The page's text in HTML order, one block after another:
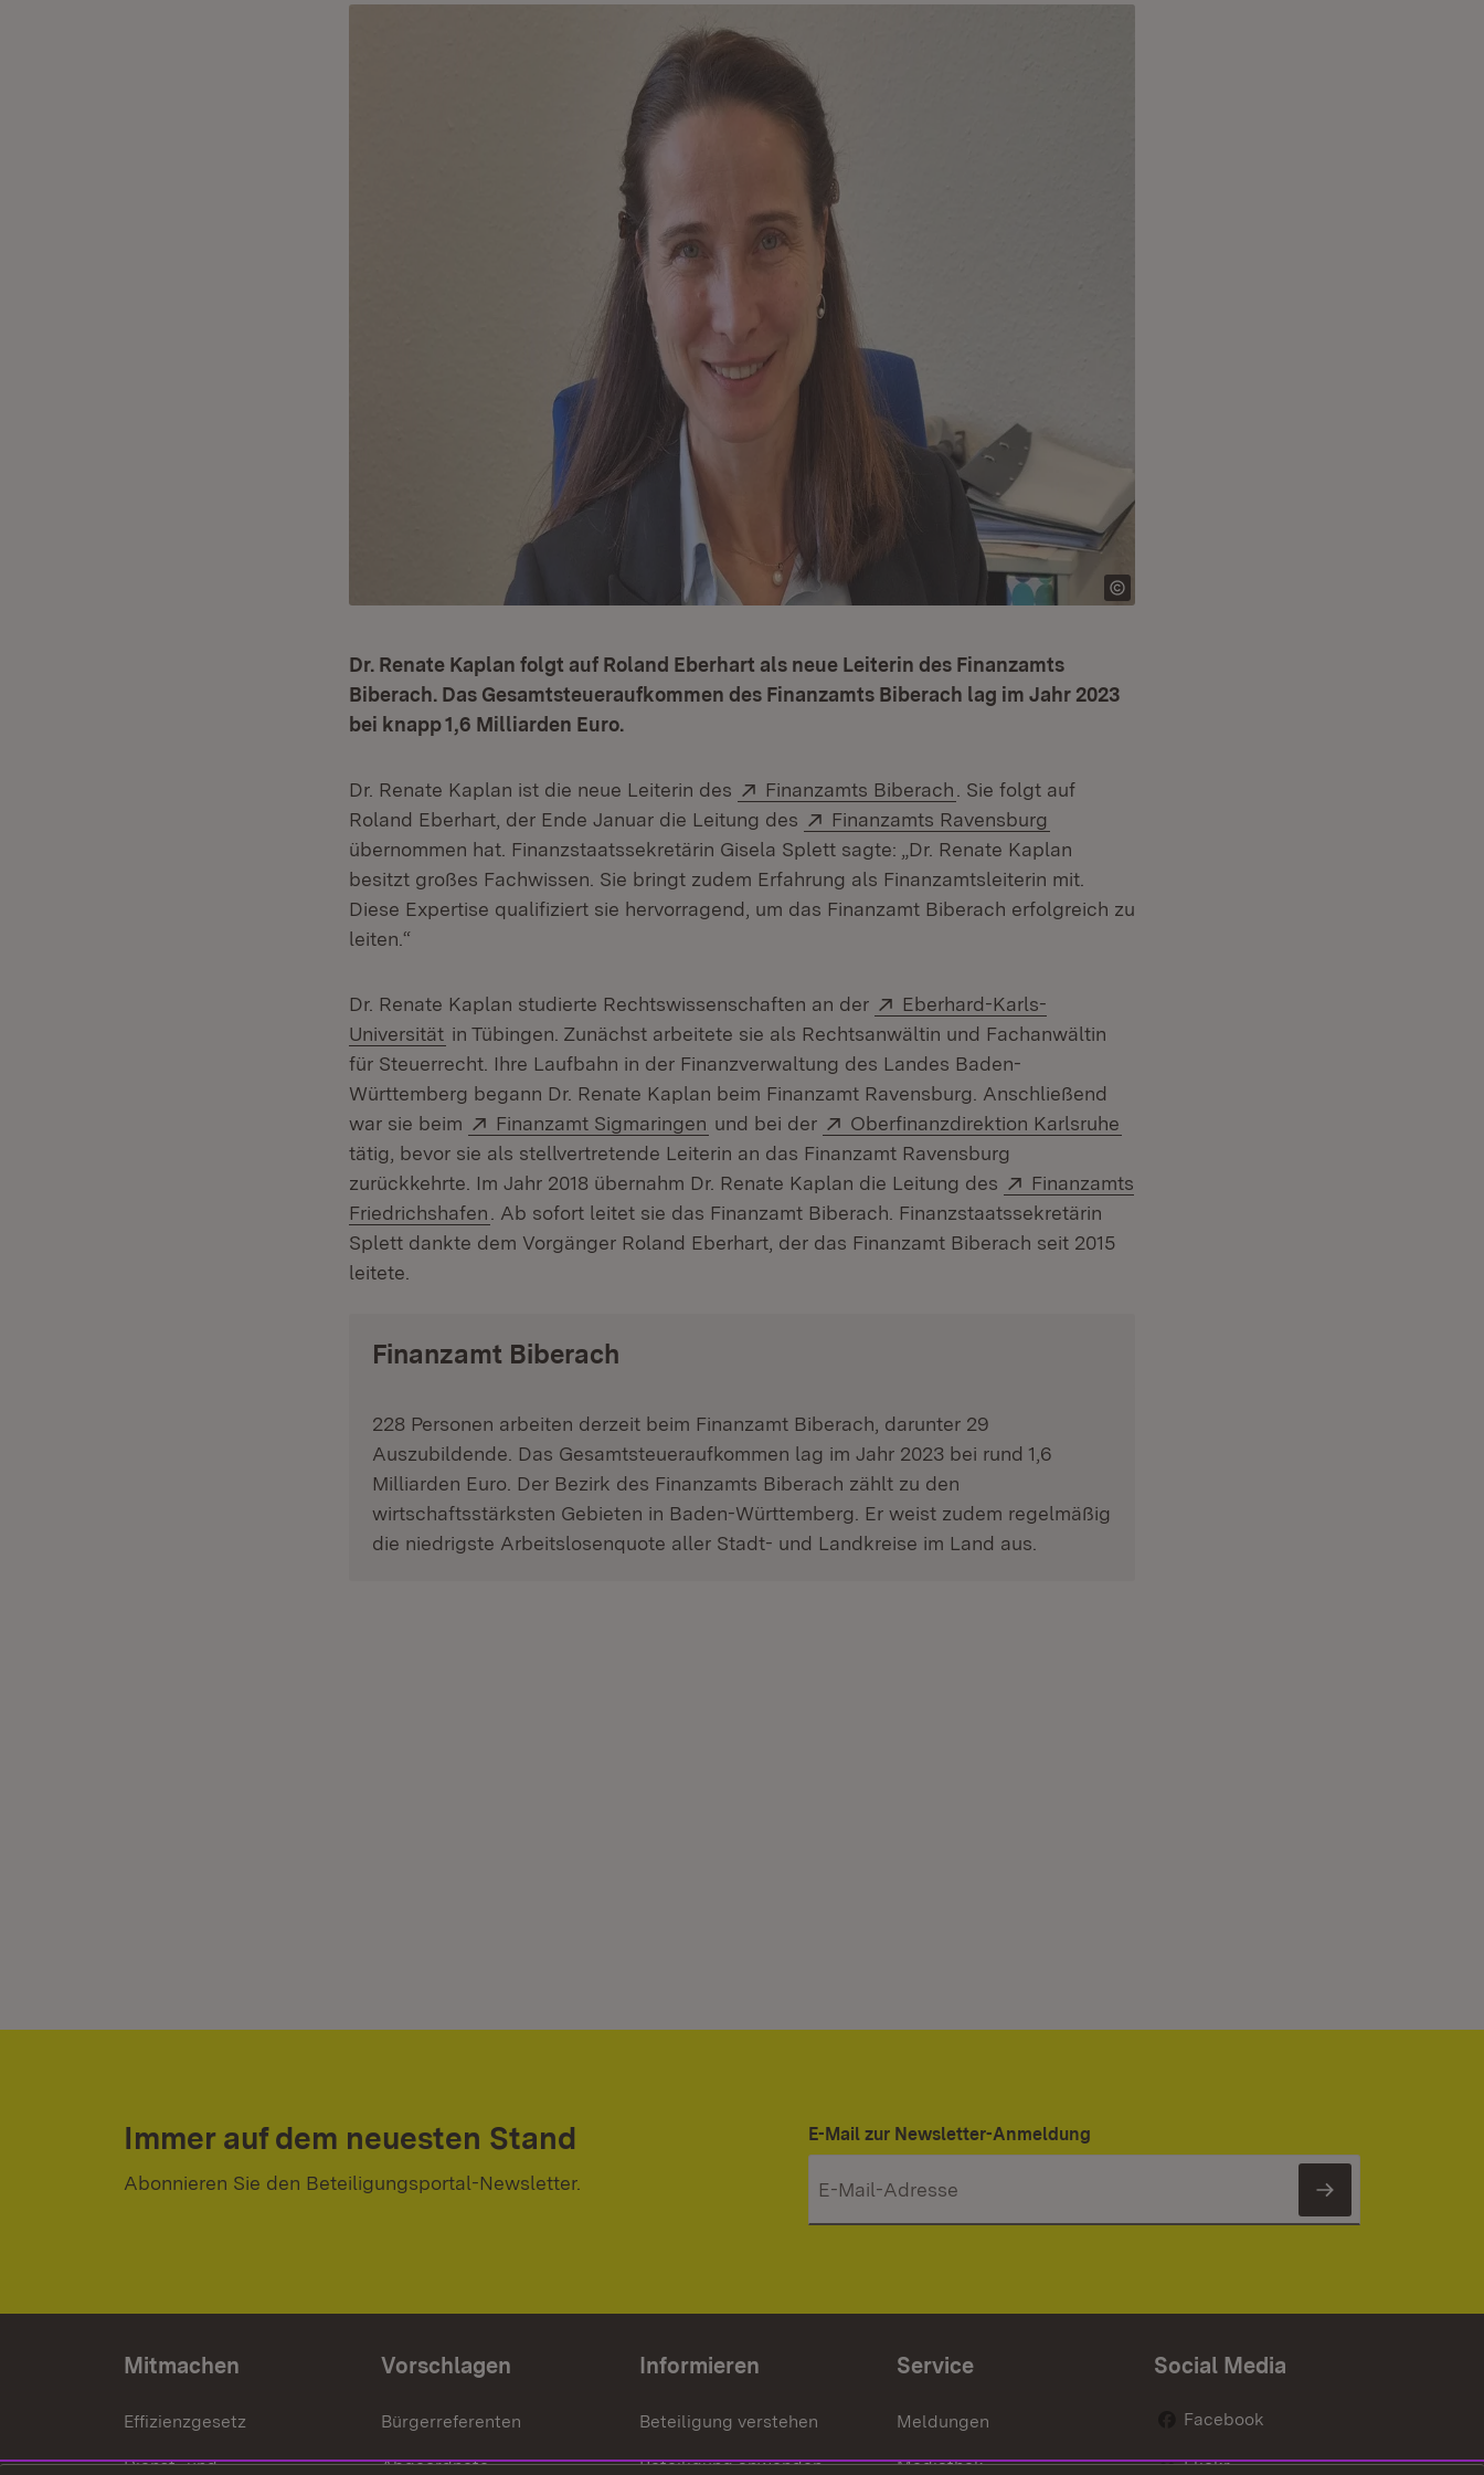
Dr. Renate Kaplan folgt auf Roland Eberhart als neue Leiterin des Finanzamts
Biberach. Das Gesamtsteueraufkommen des Finanzamts Biberach lag im Jahr 2023
bei knapp 1,6 Milliarden Euro.
Dr. Renate Kaplan ist die neue Leiterin des Extern:
Finanzamts Biberach (Öffnet in neuem Fenster)
. Sie folgt auf
Roland Eberhart, der Ende Januar die Leitung des
Extern:
Finanzamts Ravensburg
übernommen hat. Finanzstaatssekretärin Gisela Splett sagte: „Dr. Renate Kaplan
besitzt großes Fachwissen. Sie bringt zudem Erfahrung als Finanzamtsleiterin mit.
Diese Expertise qualifiziert sie hervorragend, um das Finanzamt Biberach erfolgreich zu
leiten.“
Dr. Renate Kaplan studierte Rechtswissenschaften an der Extern:
Eberhard-Karls-
Universität (Öffnet in neuem Fenster)
in Tübingen. Zunächst arbeitete sie als Rechtsanwältin und Fachanwältin
für Steuerrecht. Ihre Laufbahn in der Finanzverwaltung des Landes Baden-
Württemberg begann Dr. Renate Kaplan beim Finanzamt Ravensburg. Anschließend
war sie beim
Extern:
Finanzamt Sigmaringen (Öffnet in neuem Fenster)
und bei der Extern:
Oberfinanzdirektion Karlsruhe
tätig, bevor sie als stellvertretende Leiterin an das Finanzamt Ravensburg
zurückkehrte. Im Jahr 2018 übernahm Dr. Renate Kaplan die Leitung des
Extern:
Finanzamts
Friedrichshafen (Öffnet in neuem Fenster)
. Ab sofort leitet sie das Finanzamt Biberach. Finanzstaatssekretärin
Splett dankte dem Vorgänger Roland Eberhart, der das Finanzamt Biberach seit 2015
leitete.
Finanzamt Biberach
228 Personen arbeiten derzeit beim Finanzamt Biberach, darunter 29
Auszubildende. Das Gesamtsteueraufkommen lag im Jahr 2023 bei rund 1,6
Milliarden Euro. Der Bezirk des Finanzamts Biberach zählt zu den
wirtschaftsstärksten Gebieten in Baden-Württemberg. Er weist zudem regelmäßig
die niedrigste Arbeitslosenquote aller Stadt- und Landkreise im Land aus.
Immer auf dem neuesten Stand
Abonnieren Sie den Beteiligungsportal-Newsletter.
E-Mail zur Newsletter-Anmeldung
Newsletter
Mitmachen
Effizienzgesetz
Dienst- und
Vorschlagen
Bürgerreferenten
Abgeordnete
Informieren
Beteiligung verstehen
Beteiligung anwenden
Service
Meldungen
Mediathek
Social Media
Facebook
Flickr